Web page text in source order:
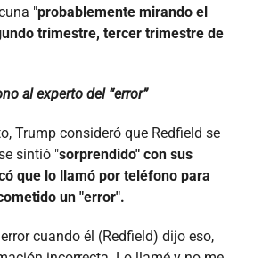
"probablemente mirando el
trimestre, tercer trimestre de
al experto del “error”
Trump consideró que Redfield se
sintió "sorprendido" con sus
que lo llamó por teléfono para
un "error".
cuando él (Redfield) dijo eso,